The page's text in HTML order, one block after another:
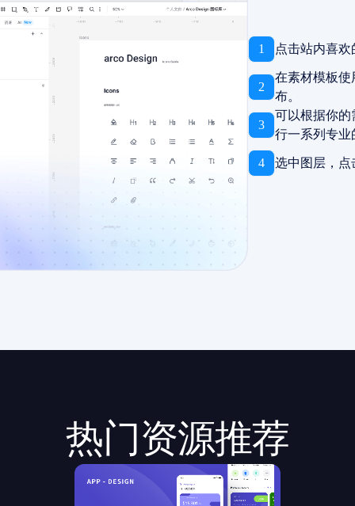
1 点击站内喜
2
在素材模板使
布。
3
可以根据你的
行一系列专
4 选中图层，点
热门资源推荐